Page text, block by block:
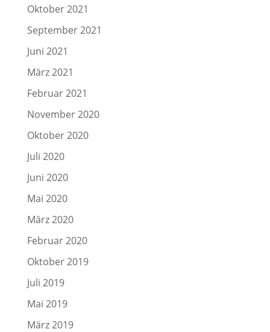
Oktober 2021
September 2021
Juni 2021
März 2021
Februar 2021
November 2020
Oktober 2020
Juli 2020
Juni 2020
Mai 2020
März 2020
Februar 2020
Oktober 2019
Juli 2019
Mai 2019
März 2019